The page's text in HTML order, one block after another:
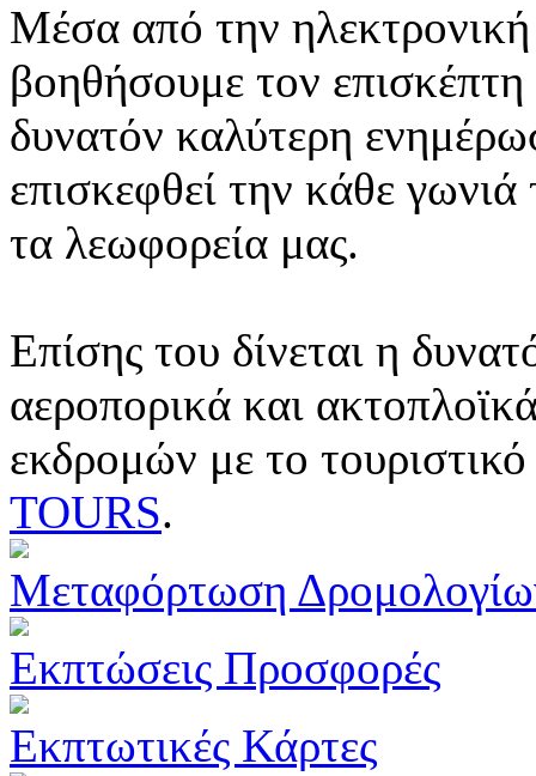
Μέσα από την ηλεκτρονική
βοηθήσουμε τον
δυνατόν καλύτερη
επισκεφθεί την κάθε
τα λεωφορεία μας.
Επίσης του δίνεται η
αεροπορικά και
εκδρομών με το
TOURS.
Μεταφόρτωση
Εκπτώσεις Προσφορές
Εκπτωτικές Κάρτες